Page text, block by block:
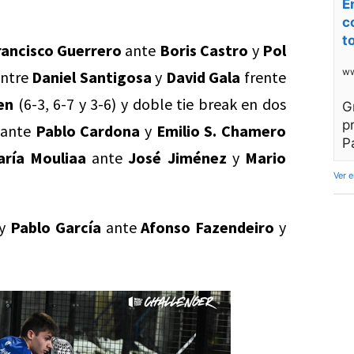
Guerrero ante Boris Castro y Pol
Daniel Santigosa y David Gala frente
(6-3, 6-7 y 3-6) y doble tie break en dos
Pablo Cardona y Emilio S. Chamero
Mouliaa anteJosé Jiménez y Mario
Pablo García anteAfonso Fazendeiro y
Ver